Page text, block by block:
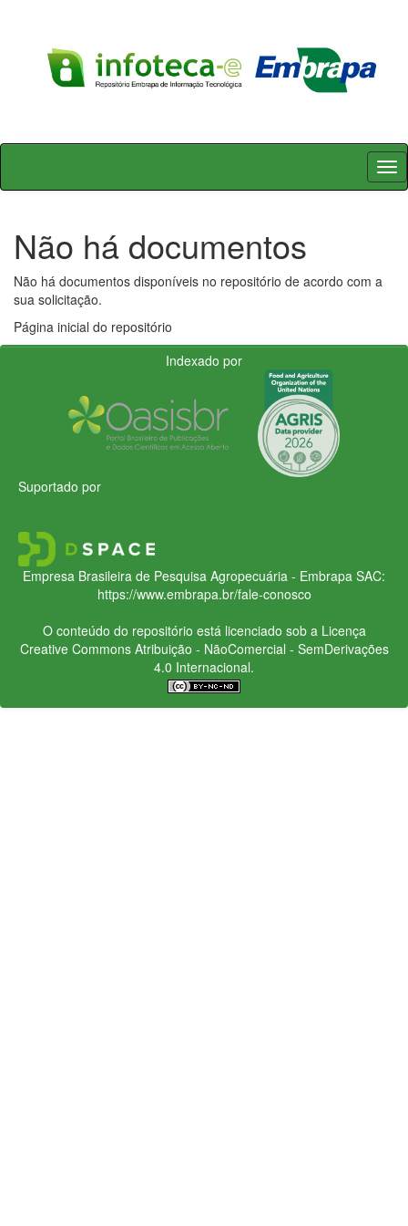
Skip
Não há documentos
Não há documentos disponíveis no repositório de acordo com a
sua solicitação.
Página inicial do repositório
Indexado por
Suportado por
Empresa Brasileira de Pesquisa Agropecuária - Embrapa SAC:
https://www.embrapa.br/fale-conosco
O conteúdo do repositório está licenciado sob a Licença
Creative CommonsAtribuição - NãoComercial - SemDerivações
4.0 Internacional.